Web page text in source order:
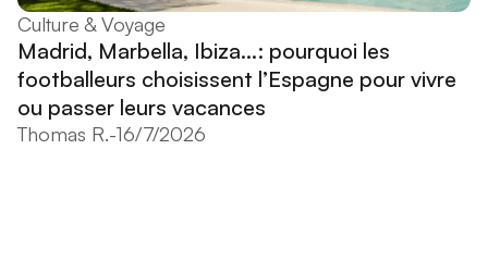
Culture & Voyage
Madrid, Marbella, Ibiza...: pourquoi les
footballeurs choisissent l’Espagne pour vivre
ou passer leurs vacances
Thomas R.-16/7/2026